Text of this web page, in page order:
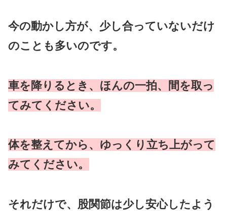
今の動かし方が、少し合っていないだけ
のことも多いのです。
車を降りるとき、ほんの一拍、間を取っ
てみてください。
体を整えてから、ゆっくり立ち上がって
みてください。
それだけで、股関節は少し安心したよう